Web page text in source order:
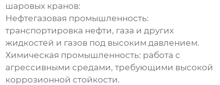
шаровых кранов:
Нефтегазовая промышленность:
транспортировка нефти, газа и других
жидкостей и газов под высоким давлением.
Химическая промышленность: работа с
агрессивными средами, требующими высокой
коррозионной стойкости.